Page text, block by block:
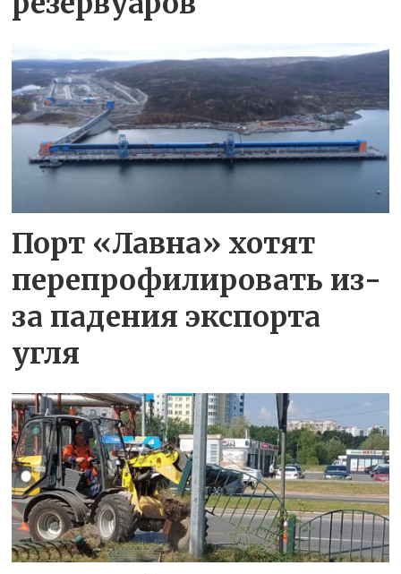
Порт «Лавна» хотят
перепрофилировать из-
за падения экспорта
угля